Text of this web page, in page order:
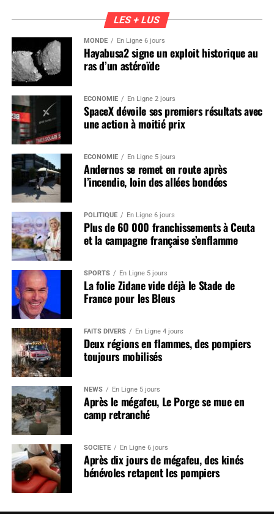
LES + LUS
MONDE En Ligne 6 jours
Hayabusa2 signe un exploit historique au
ras d’un astéroïde
ÉCONOMIE En Ligne 2 jours
SpaceX dévoile ses premiers résultats avec
une action à moitié prix
ÉCONOMIE En Ligne 5 jours
Andernos se remet en route après
l’incendie, loin des allées bondées
POLITIQUE En Ligne 6 jours
Plus de 60 000 franchissements à Ceuta
et la campagne française s’enflamme
SPORTS En Ligne 5 jours
La folie Zidane vide déjà le Stade de
France pour les Bleus
FAITS DIVERS En Ligne 4 jours
Deux régions en flammes, des pompiers
toujours mobilisés
NEWS En Ligne 5 jours
Après le mégafeu, Le Porge se mue en
camp retranché
SOCIÉTÉ En Ligne 6 jours
Après dix jours de mégafeu, des kinés
bénévoles retapent les pompiers